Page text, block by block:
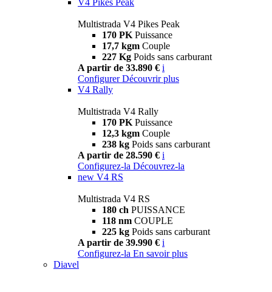
Multistrada V4 Pikes Peak
170 PK Puissance
17,7 kgm Couple
227 Kg Poids sans carburant
A partir de 33.890 € i
Configurer Découvrir plus
V4 Rally
Multistrada V4 Rally
170 PK Puissance
12,3 kgm Couple
238 kg Poids sans carburant
A partir de 28.590 € i
Configurez-la Découvrez-la
new V4 RS
Multistrada V4 RS
180 ch PUISSANCE
118 nm COUPLE
225 kg Poids sans carburant
A partir de 39.990 € i
Configurez-la En savoir plus
Diavel